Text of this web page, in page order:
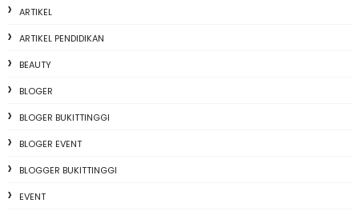
ARTIKEL
ARTIKEL PENDIDIKAN
BEAUTY
BLOGER
BLOGER BUKITTINGGI
BLOGER EVENT
BLOGGER BUKITTINGGI
EVENT